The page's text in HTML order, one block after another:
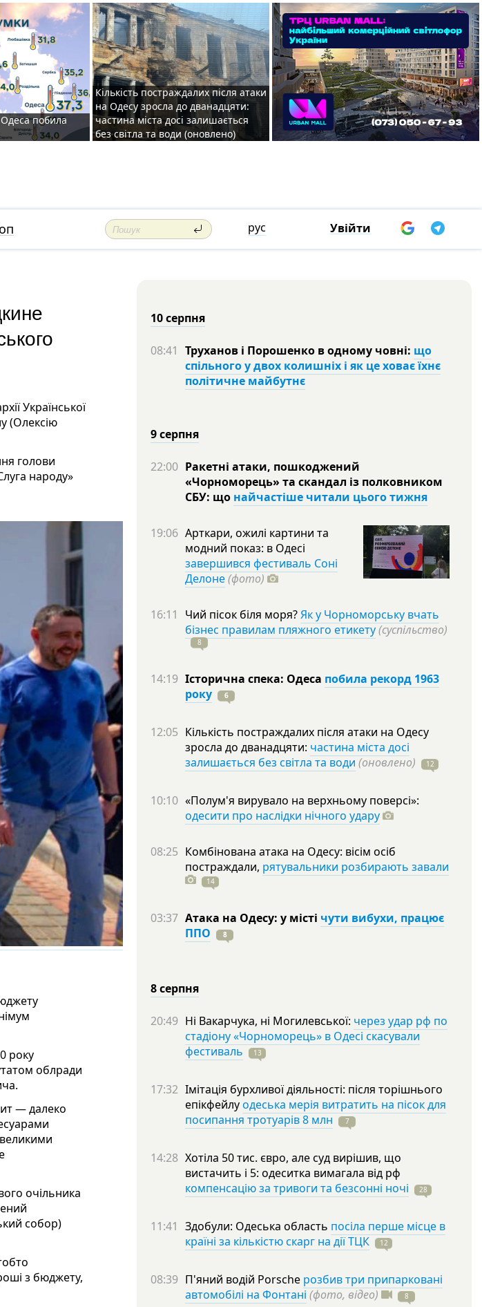
побила
Кількість постраждалих після атаки
на Одесу зросла до дванадцяти:
частина міста досі залишається
без світла та води (оновлено)
рус Увійти
Української
(Олексію
голови
народу»
року
облради
— далеко
очільника
собор)
з бюджету,
10 серпня
08:41 Труханов і Порошенко в одному човні: що
спільного у двох колишніх і як це ховає їхнє
політичне майбутнє
9 серпня
22:00 Ракетні атаки, пошкоджений
«Чорноморець» та скандал із полковником
СБУ: що найчастіше читали цього тижня
19:06 Арткари, ожилі картини та
модний показ: в Одесі
завершився фестиваль Соні
Делоне(фото)
16:11 Чий пісок біля моря?Як у Чорноморську вчать
бізнес правилам пляжного етикету(суспільство)
8
14:19 Історична спека: Одеса побила рекорд 1963
року
6
12:05 Кількість постраждалих після атаки на Одесу
зросла до дванадцяти: частина міста досі
залишається без світла та води (оновлено) 12
10:10 «Полум'я вирувало на верхньому поверсі»:
одесити про наслідки нічного удару
08:25 Комбінована атака на Одесу: вісім осіб
постраждали, рятувальники розбирають завали
14
03:37 Атака на Одесу: у місті чути вибухи, працює
ППО
8
8 серпня
20:49 Ні Вакарчука, ні Могилевської: через удар рф по
стадіону «Чорноморець» в Одесі скасували
фестиваль
13
17:32 Імітація бурхливої діяльності: після торішнього
епікфейлуодеська мерія витратить на пісок для
посипання тротуарів 8 млн
7
14:28 Хотіла 50 тис. євро, але суд вирішив, що
вистачить і 5: одеситка вимагала від рф
компенсацію за тривоги та безсонні ночі
28
11:41 Здобули: Одеська область посіла перше місце в
країні за кількістю скарг на дії ТЦК
12
08:39 П'яний водій Porsche розбив три припарковані
автомобілі на Фонтані (фото, відео) 8